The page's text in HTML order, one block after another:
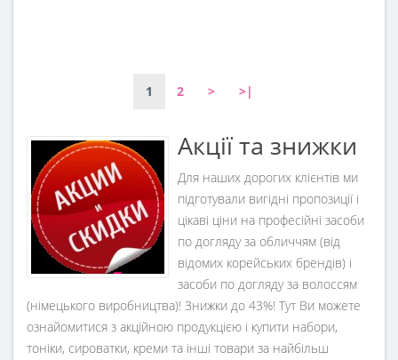
1 2 > >|
Акції та знижки
Для наших дорогих клієнтів ми
підготували вигідні пропозиції і
цікаві ціни на професійні засоби
по догляду за обличчям (від
відомих корейських брендів) і
засоби по догляду за волоссям
(німецького виробництва)! Знижки до 43%! Тут Ви можете
ознайомитися з акційною продукцією і купити набори,
тоніки, сироватки, креми та інші товари за найбільш